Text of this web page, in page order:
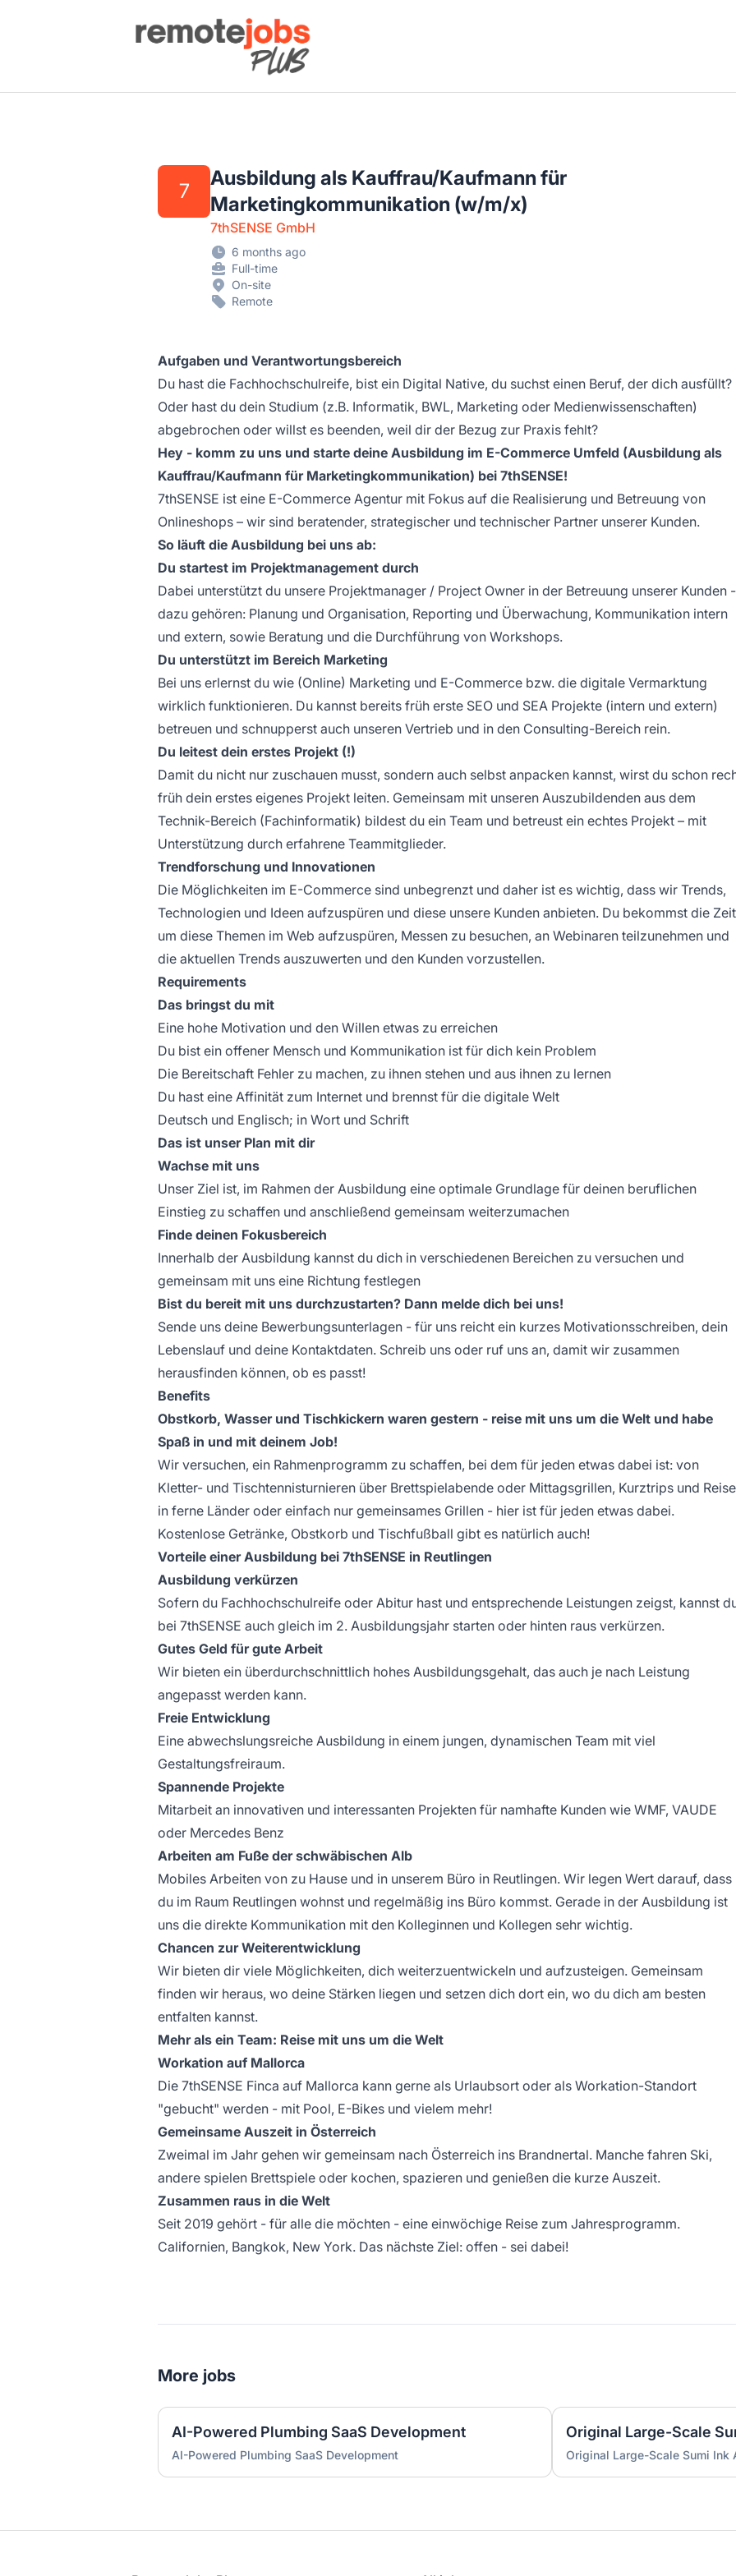
Remote Jobs Plus
7
Ausbildung als Kauffrau/Kaufmann für
Marketingkommunikation (w/m/x)
7thSENSE GmbH
6 months ago
Full-time
On-site
Remote
Aufgaben und Verantwortungsbereich
Du hast die Fachhochschulreife, bist ein Digital Native, du suchst einen Beruf, der dich ausfüllt?
Oder hast du dein Studium (z.B. Informatik, BWL, Marketing oder Medienwissenschaften)
abgebrochen oder willst es beenden, weil dir der Bezug zur Praxis fehlt?
Hey - komm zu uns und starte deine Ausbildung im E-Commerce Umfeld (Ausbildung als
Kauffrau/Kaufmann für Marketingkommunikation) bei 7thSENSE!
7thSENSE ist eine E-Commerce Agentur mit Fokus auf die Realisierung und Betreuung von
Onlineshops – wir sind beratender, strategischer und technischer Partner unserer Kunden.
So läuft die Ausbildung bei uns ab:
Du startest im Projektmanagement durch
Dabei unterstützt du unsere Projektmanager / Project Owner in der Betreuung unserer Kunden -
dazu gehören: Planung und Organisation, Reporting und Überwachung, Kommunikation intern
und extern, sowie Beratung und die Durchführung von Workshops.
Du unterstützt im Bereich Marketing
Bei uns erlernst du wie (Online) Marketing und E-Commerce bzw. die digitale Vermarktung
wirklich funktionieren. Du kannst bereits früh erste SEO und SEA Projekte (intern und extern)
betreuen und schnupperst auch unseren Vertrieb und in den Consulting-Bereich rein.
Du leitest dein erstes Projekt (!)
Damit du nicht nur zuschauen musst, sondern auch selbst anpacken kannst, wirst du schon
früh dein erstes eigenes Projekt leiten. Gemeinsam mit unseren Auszubildenden aus dem
Technik-Bereich (Fachinformatik) bildest du ein Team und betreust ein echtes Projekt – mit
Unterstützung durch erfahrene Teammitglieder.
Trendforschung und Innovationen
Die Möglichkeiten im E-Commerce sind unbegrenzt und daher ist es wichtig, dass wir Trends,
Technologien und Ideen aufzuspüren und diese unsere Kunden anbieten. Du bekommst die
um diese Themen im Web aufzuspüren, Messen zu besuchen, an Webinaren teilzunehmen und
die aktuellen Trends auszuwerten und den Kunden vorzustellen.
Requirements
Das bringst du mit
Eine hohe Motivation und den Willen etwas zu erreichen
Du bist ein offener Mensch und Kommunikation ist für dich kein Problem
Die Bereitschaft Fehler zu machen, zu ihnen stehen und aus ihnen zu lernen
Du hast eine Affinität zum Internet und brennst für die digitale Welt
Deutsch und Englisch; in Wort und Schrift
Das ist unser Plan mit dir
Wachse mit uns
Unser Ziel ist, im Rahmen der Ausbildung eine optimale Grundlage für deinen beruflichen
Einstieg zu schaffen und anschließend gemeinsam weiterzumachen
Finde deinen Fokusbereich
Innerhalb der Ausbildung kannst du dich in verschiedenen Bereichen zu versuchen und
gemeinsam mit uns eine Richtung festlegen
Bist du bereit mit uns durchzustarten? Dann melde dich bei uns!
Sende uns deine Bewerbungsunterlagen - für uns reicht ein kurzes Motivationsschreiben, dein
Lebenslauf und deine Kontaktdaten. Schreib uns oder ruf uns an, damit wir zusammen
herausfinden können, ob es passt!
Benefits
Obstkorb, Wasser und Tischkickern waren gestern - reise mit uns um die Welt und habe
Spaß in und mit deinem Job!
Wir versuchen, ein Rahmenprogramm zu schaffen, bei dem für jeden etwas dabei ist: von
Kletter- und Tischtennisturnieren über Brettspielabende oder Mittagsgrillen, Kurztrips und
in ferne Länder oder einfach nur gemeinsames Grillen - hier ist für jeden etwas dabei.
Kostenlose Getränke, Obstkorb und Tischfußball gibt es natürlich auch!
Vorteile einer Ausbildung bei 7thSENSE in Reutlingen
Ausbildung verkürzen
Sofern du Fachhochschulreife oder Abitur hast und entsprechende Leistungen zeigst, kannst
bei 7thSENSE auch gleich im 2. Ausbildungsjahr starten oder hinten raus verkürzen.
Gutes Geld für gute Arbeit
Wir bieten ein überdurchschnittlich hohes Ausbildungsgehalt, das auch je nach Leistung
angepasst werden kann.
Freie Entwicklung
Eine abwechslungsreiche Ausbildung in einem jungen, dynamischen Team mit viel
Gestaltungsfreiraum.
Spannende Projekte
Mitarbeit an innovativen und interessanten Projekten für namhafte Kunden wie WMF, VAUDE
oder Mercedes Benz
Arbeiten am Fuße der schwäbischen Alb
Mobiles Arbeiten von zu Hause und in unserem Büro in Reutlingen. Wir legen Wert darauf, dass
du im Raum Reutlingen wohnst und regelmäßig ins Büro kommst. Gerade in der Ausbildung ist
uns die direkte Kommunikation mit den Kolleginnen und Kollegen sehr wichtig.
Chancen zur Weiterentwicklung
Wir bieten dir viele Möglichkeiten, dich weiterzuentwickeln und aufzusteigen. Gemeinsam
finden wir heraus, wo deine Stärken liegen und setzen dich dort ein, wo du dich am besten
entfalten kannst.
Mehr als ein Team: Reise mit uns um die Welt
Workation auf Mallorca
Die 7thSENSE Finca auf Mallorca kann gerne als Urlaubsort oder als Workation-Standort
"gebucht" werden - mit Pool, E-Bikes und vielem mehr!
Gemeinsame Auszeit in Österreich
Zweimal im Jahr gehen wir gemeinsam nach Österreich ins Brandnertal. Manche fahren Ski,
andere spielen Brettspiele oder kochen, spazieren und genießen die kurze Auszeit.
Zusammen raus in die Welt
Seit 2019 gehört - für alle die möchten - eine einwöchige Reise zum Jahresprogramm.
Californien, Bangkok, New York. Das nächste Ziel: offen - sei dabei!
More jobs
AI-Powered Plumbing SaaS Development
AI-Powered Plumbing SaaS Development
Original Large-Scale
Original Large-Scale Sumi Ink